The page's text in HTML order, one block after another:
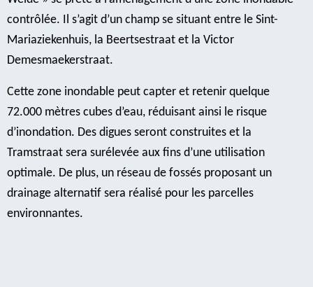
contrôlée. Il s’agit d’un champ se situant entre le Sint-
Mariaziekenhuis, la Beertsestraat et la Victor
Demesmaekerstraat.
Cette zone inondable peut capter et retenir quelque
72.000 mètres cubes d’eau, réduisant ainsi le risque
d’inondation. Des digues seront construites et la
Tramstraat sera surélevée aux fins d’une utilisation
optimale. De plus, un réseau de fossés proposant un
drainage alternatif sera réalisé pour les parcelles
environnantes.